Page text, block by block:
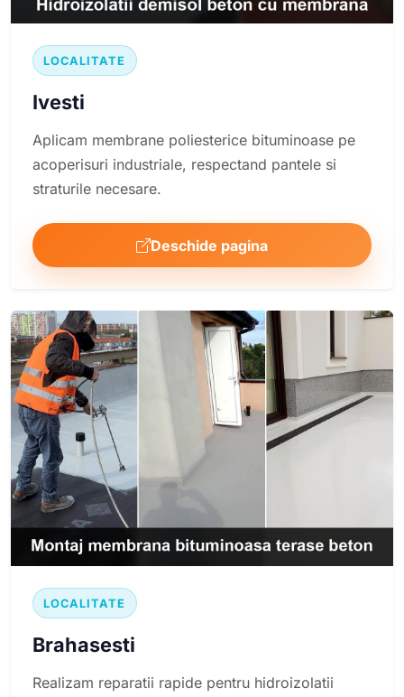
LOCALITATE
Ivesti
Aplicam membrane poliesterice bituminoase pe
acoperisuri industriale, respectand pantele si
straturile necesare.
Deschide pagina
LOCALITATE
Brahasesti
Realizam reparatii rapide pentru hidroizolatii